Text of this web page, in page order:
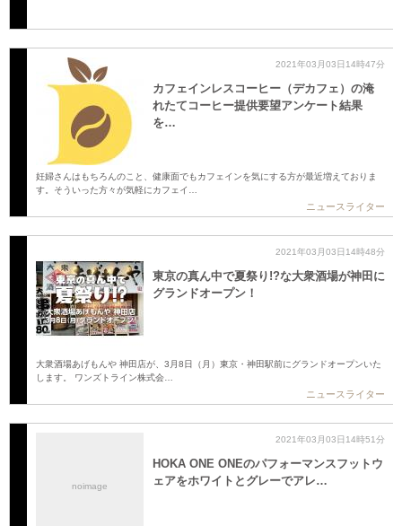
2021年03月03日14時47分
カフェインレスコーヒー（デカフェ）の淹
れたてコーヒー提供要望アンケート結果
を…
妊婦さんはもちろんのこと、健康面でもカフェインを気にする方が最近増えておりま
す。そういった方々が気軽にカフェイ…
ニュースライター
2021年03月03日14時48分
東京の真ん中で夏祭り!?な大衆酒場が神田に
グランドオープン！
大衆酒場あげもんや 神田店が、3月8日（月）東京・神田駅前にグランドオープンいた
します。 ワンズトライン株式会…
ニュースライター
noimage
2021年03月03日14時51分
HOKA ONE ONEのパフォーマンスフットウ
ェアをホワイトとグレーでアレ…